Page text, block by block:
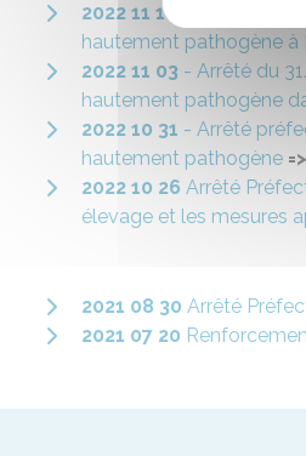
2022 11 16
Arrêté
hautement pathogène à
2022 11 03 - Arrêté du
hautement pathogène
2022 10 31 - Arrêté
hautement pathogène
2022 10 26 Arrêté
élevage et les mesures
2021 08 30 Arrêté
2021 07 20